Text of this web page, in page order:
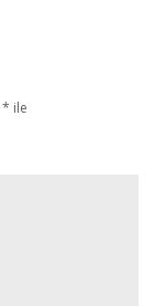
* ile